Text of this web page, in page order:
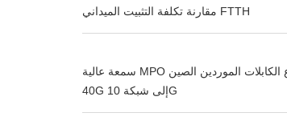
مقارنة تكلفة التثبيت الميداني FTTH
سمعة عالية MPO اندلاع الكابلات الموردين الصين
40G إلى شبكة 10G